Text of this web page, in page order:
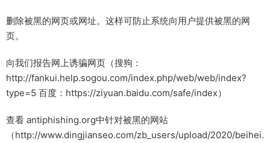
删除被黑的网页或网址。这样可防止系统向用户提供被黑的网
页。
向我们报告网上诱骗网页（搜狗：
http://fankui.help.sogou.com/index.php/web/web/index?
type=5 百度：https://ziyuan.baidu.com/safe/index）
查看 antiphishing.org中针对被黑的网站
（http://www.dingjianseo.com/zb_users/upload/2020/beihei.